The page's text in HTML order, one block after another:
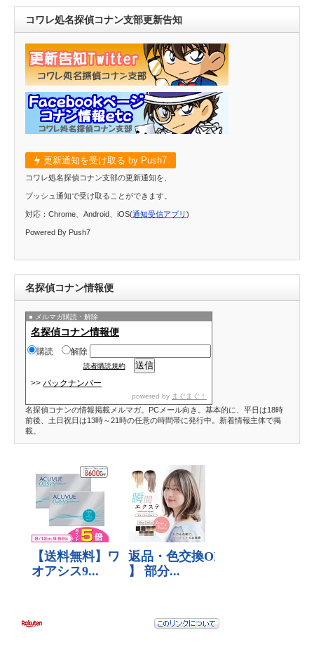
コワレ処名探偵コナン支部更新告知
更新通知を受け取る by Push7
コワレ処名探偵コナン支部の更新通知を、
プッシュ通知で受け取ることができます。
対応：Chrome、Android、iOS(通知受信アプリ )
Powered By Push7
名探偵コナン情報便
メルマガ購読・解除
名探偵コナン情報便
購読 解除
読者購読規約
>> バックナンバー
powered by まぐまぐ！
名探偵コナンの情報掲載メルマガ。PCメール向き。基本的に、平日は18時
前後、土日祝日は13時～21時の任意の時間帯に発行中。新着情報主体で掲
載。